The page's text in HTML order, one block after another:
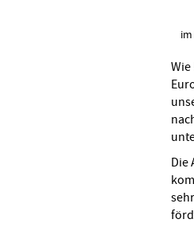
Die